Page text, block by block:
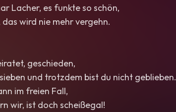
Lacher, es funkte so schön,
wird nie mehr vergehn.
geschieden,
und trotzdem bist du nicht geblieben.
im freien Fall,
wir, ist doch scheißegal!